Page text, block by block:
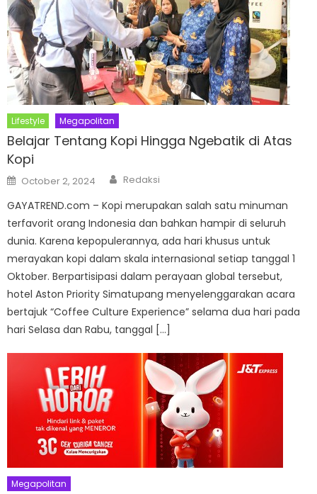
Lifestyle Megapolitan
Belajar Tentang Kopi Hingga Ngebatik di Atas
Kopi
Posted
on
October 2, 2024 Author
Redaksi
GAYATREND.com – Kopi merupakan salah satu minuman
terfavorit orang Indonesia dan bahkan hampir di seluruh
dunia. Karena kepopulerannya, ada hari khusus untuk
merayakan kopi dalam skala internasional setiap tanggal 1
Oktober. Berpartisipasi dalam perayaan global tersebut,
hotel Aston Priority Simatupang menyelenggarakan acara
bertajuk “Coffee Culture Experience” selama dua hari pada
hari Selasa dan Rabu, tanggal […]
Megapolitan